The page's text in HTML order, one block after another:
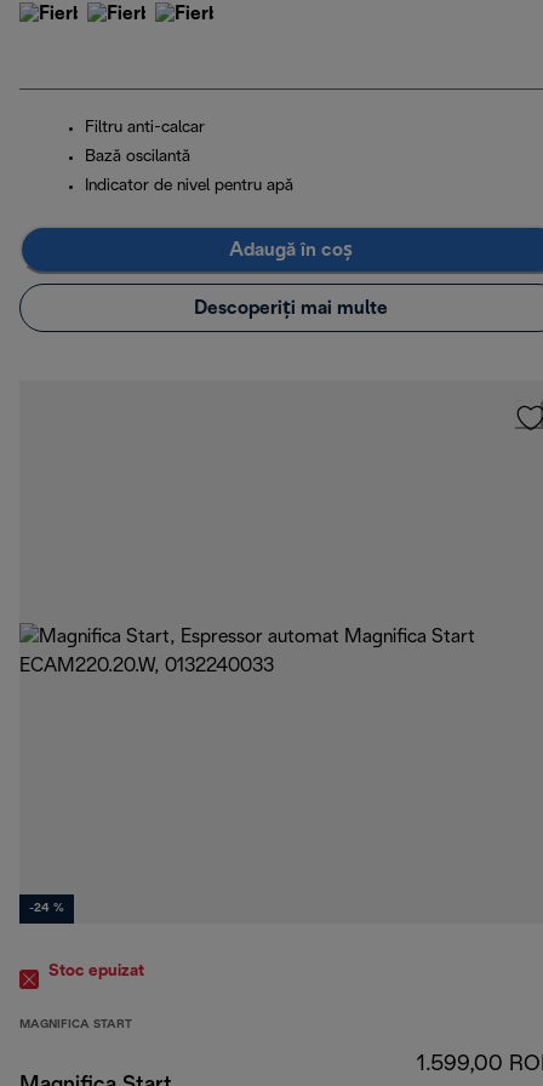
Filtru anti-calcar
Bază oscilantă
Indicator de nivel pentru apă
Adaugă în coș
Descoperiți mai multe
-24 %
Stoc epuizat
MAGNIFICA START
1.599,00